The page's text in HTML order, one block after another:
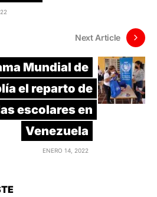
Next Article
Mundial de
el reparto de
escolares en
Venezuela
ENERO 14, 2022